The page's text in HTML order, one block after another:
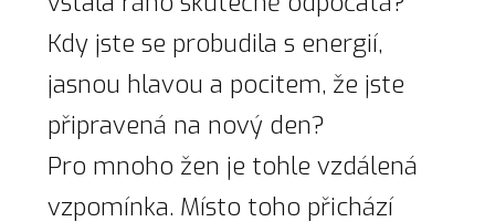
Kdy jste se probudila s energií,
jasnou hlavou a pocitem, že jste
připravená na nový den?
Pro mnoho žen je tohle vzdálená
vzpomínka. Místo toho přichází